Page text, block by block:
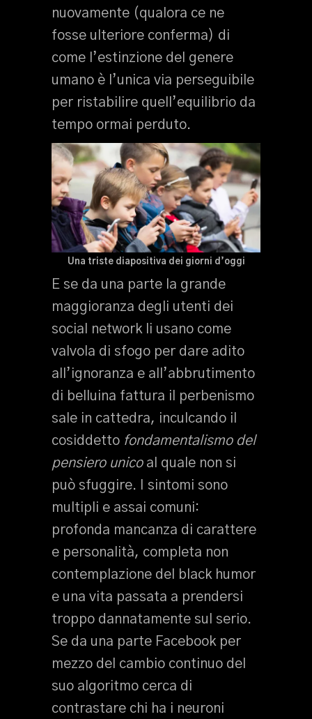
nuovamente (qualora ce ne
fosse ulteriore conferma) di
come l’estinzione del genere
umano è l’unica via perseguibile
per ristabilire quell’equilibrio da
tempo ormai perduto.
Una triste diapositiva dei giorni d’oggi
E se da una parte la grande
maggioranza degli utenti dei
social network li usano come
valvola di sfogo per dare adito
all’ignoranza e all’abbrutimento
di belluina fattura il perbenismo
sale in cattedra, inculcando il
cosiddetto fondamentalismo del
pensiero unicoal quale non si
può sfuggire. I sintomi sono
multipli e assai comuni:
profonda mancanza di carattere
e personalità, completa non
contemplazione del black humor
e una vita passata a prendersi
troppo dannatamente sul serio.
Se da una parte Facebook per
mezzo del cambio continuo del
suo algoritmo cerca di
contrastare chi ha i neuroni